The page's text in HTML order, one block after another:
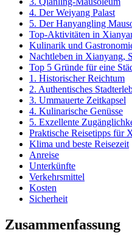
4. Der Weiyang Palast
5. Der Hanyangling
Top-Aktivitäten in
Kulinarik und
Nachtleben in Xianyang,
Top 5 Gründe für eine
1. Historischer Reichtum
2. Authentisches
3. Ummauerte Zeitkapsel
4. Kulinarische Genüsse
5. Exzellente
Praktische Reisetipps für
Klima und beste Reisezeit
Anreise
Unterkünfte
Verkehrsmittel
Kosten
Sicherheit
Zusammenfassung